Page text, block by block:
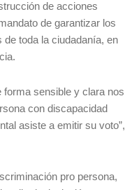
de acciones
de garantizar los
toda la ciudadanía, en
forma sensible y clara nos
con discapacidad
asiste a emitir su voto”,
pro persona,